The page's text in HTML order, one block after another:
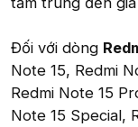
Đối với dòng
Note 15, Redmi
Redmi Note 15
Note 15 Special,